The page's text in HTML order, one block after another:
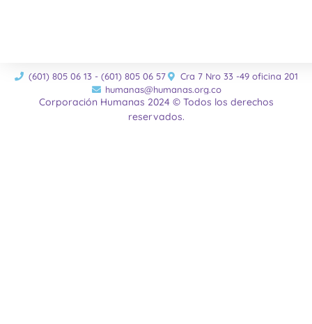
(601) 805 06 13 - (601) 805 06 57
Cra 7 Nro 33 -49 oficina 201
humanas@humanas.org.co
Corporación Humanas 2024 © Todos los derechos
reservados.